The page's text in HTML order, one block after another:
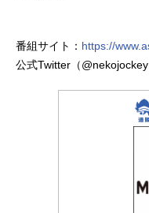
番組サイト： https://
公式Twitter（@nekojockey